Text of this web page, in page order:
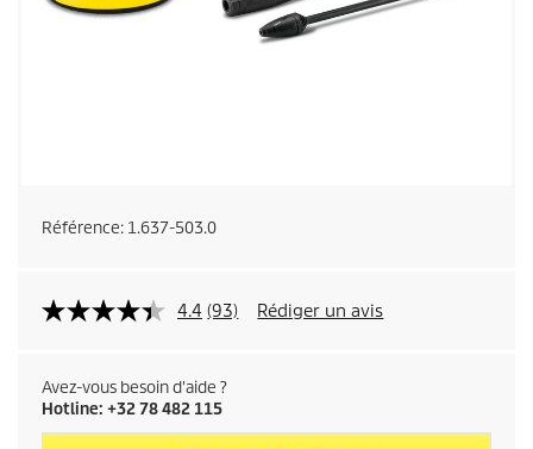
Référence: 1.637-503.0
4.4 (93) Rédiger un avis
Avez-vous besoin d'aide ?
Hotline: +32 78 482 115